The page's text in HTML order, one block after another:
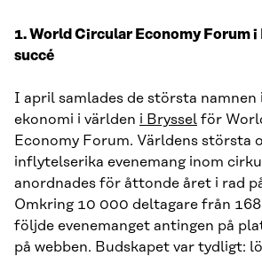
1. World Circular Economy Forum i
succé
I april samlades de största
ekonomi i världen i Bryssel för
Economy Forum. Världens största
inflytelserika evenemang inom
anordnades för åttonde året i rad
Omkring 10 000 deltagare från
följde evenemanget antingen på
på webben. Budskapet var tydligt: